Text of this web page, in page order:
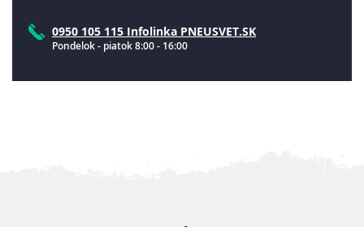
0950 105 115 Infolinka PNEUSVET.SK
Pondelok - piatok 8:00 - 16:00